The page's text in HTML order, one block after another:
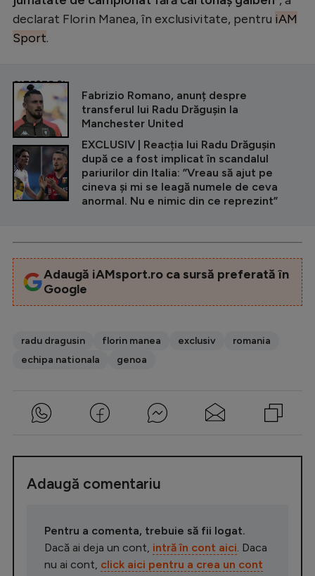
declarat Florin Manea, în exclusivitate, pentru iAM
Sport.
CITEȘTE ȘI
Fabrizio Romano, anunț despre
transferul lui Radu Drăgușin la
Manchester United
EXCLUSIV | Reacția lui Radu Drăgușin
după ce a fost implicat în scandalul
pariurilor din Italia: ”Vreau să ajut pe
cineva și mi se leagă numele de ceva
anormal. Nu e nimic din ce reprezint”
Adaugă iAMsport.ro ca sursă preferată în
Google
radu dragusin florin manea exclusiv
romania
echipa nationala
genoa
Adaugă comentariu
Pentru a comenta, trebuie să fii logat.
Dacă ai deja un cont, intră în cont aici . Daca
nu ai cont, click aici pentru a crea un cont